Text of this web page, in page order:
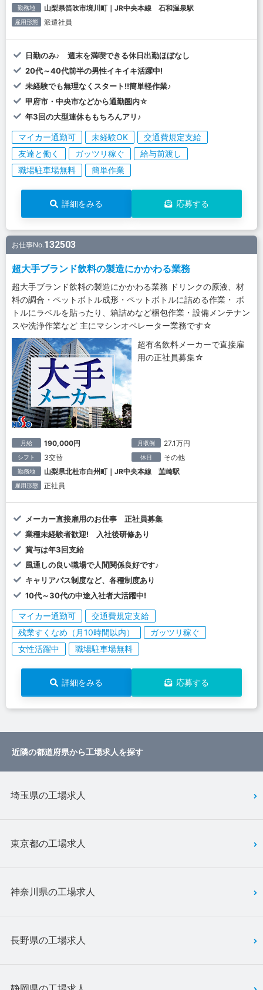
勤務地 山梨県笛吹市境川町｜JR中央本線 石和温泉駅
雇用形態 派遣社員
日勤のみ♪ 週末を満喫できる休日出勤ほぼなし
20代～40代前半の男性イキイキ活躍中!
未経験でも無理なくスタート!!簡単軽作業♪
甲府市・中央市などから通勤圏内☆
年3回の大型連休ももちろんアリ♪
マイカー通勤可 未経験OK
交通費規定支給
友達と働く
ガッツリ稼ぐ
給与前渡し
職場駐車場無料
簡単作業
詳細をみる 応募する
お仕事No.132503
超大手ブランド飲料の製造にかかわる業務
超大手ブランド飲料の製造にかかわる業務 ドリンクの原液、材
料の調合・ペットボトル成形・ペットボトルに詰める作業・ ボ
トルにラベルを貼ったり、箱詰めなど梱包作業・設備メンテナン
スや洗浄作業など 主にマシンオペレーター業務です☆
超有名飲料メーカーで直接雇
用の正社員募集☆
月給 190,000円 月収例 27.1万円
シフト 3交替 休日 その他
勤務地 山梨県北杜市白州町｜JR中央本線 韮崎駅
雇用形態 正社員
メーカー直接雇用のお仕事 正社員募集
業種未経験者歓迎! 入社後研修あり
賞与は年3回支給
風通しの良い職場で人間関係良好です♪
キャリアパス制度など、各種制度あり
10代～30代の中途入社者大活躍中!
マイカー通勤可
交通費規定支給
残業すくなめ（月10時間以内）
ガッツリ稼ぐ
女性活躍中
職場駐車場無料
詳細をみる 応募する
近隣の都道府県から工場求人を探す
埼玉県の工場求人
東京都の工場求人
神奈川県の工場求人
長野県の工場求人